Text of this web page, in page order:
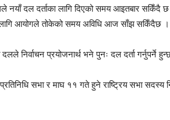
नयाँ दल दर्ताका लागि दिएको समय आइतबार
लागि आयोगले तोकेको समय अविधि आज साँझ सकिँदैछ ।
दलले निर्वाचन प्रयोजनार्थ भने पुनः दल दर्ता गर्नुपर्ने
सभा र माघ ११ गते हुने राष्ट्रिय सभा सदस्य